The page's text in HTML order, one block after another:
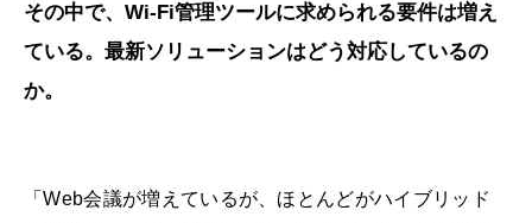
その中で、Wi-Fi管理ツールに求められる要件は増え
ている。最新ソリューションはどう対応しているの
か。
「Web会議が増えているが、ほとんどがハイブリッド